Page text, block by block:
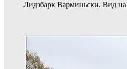
Лидзбарк Варминьски. Вид на